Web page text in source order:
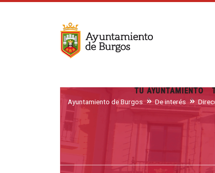
TU AYUNTAMIENTO
Ayuntamiento de Burgos De interés